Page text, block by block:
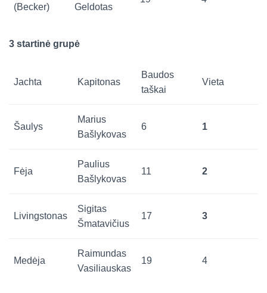
(Becker) Geldotas
3 startinė grupė
Jachta Kapitonas
Baudos
taškai
Vieta
Šaulys
Marius
Bašlykovas
6 1
Fėja
Paulius
Bašlykovas
11 2
Livingstonas
Sigitas
Šmatavičius
17 3
Medėja
Raimundas
Vasiliauskas
19 4